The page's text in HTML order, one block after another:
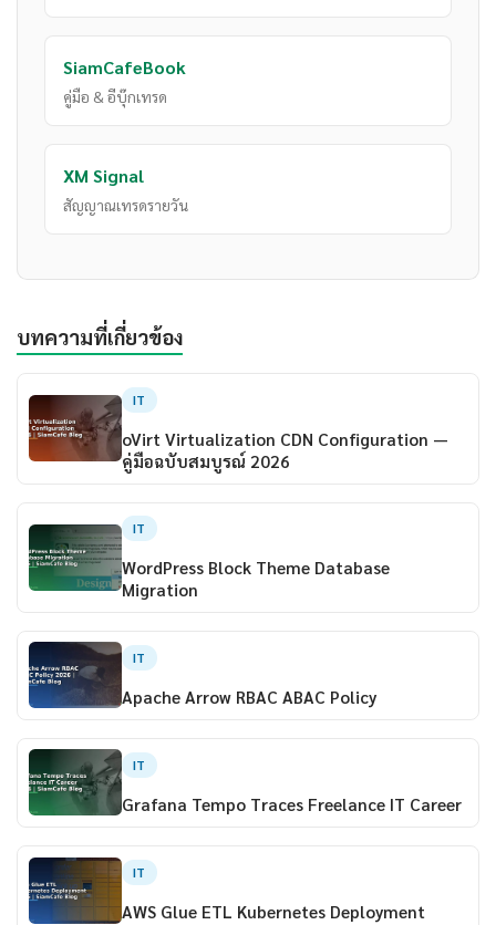
SiamCafeBook
คู่มือ & อีบุ๊กเทรด
XM Signal
สัญญาณเทรดรายวัน
บทความที่เกี่ยวข้อง
IT
oVirt Virtualization CDN Configuration —
คู่มือฉบับสมบูรณ์ 2026
IT
WordPress Block Theme Database
Migration
IT
Apache Arrow RBAC ABAC Policy
IT
Grafana Tempo Traces Freelance IT Career
IT
AWS Glue ETL Kubernetes Deployment